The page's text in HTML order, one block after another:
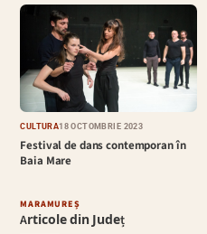
CULTURĂ18 OCTOMBRIE 2023
Festival de dans contemporan în
Baia Mare
MARAMUREȘ
Articole din Județ